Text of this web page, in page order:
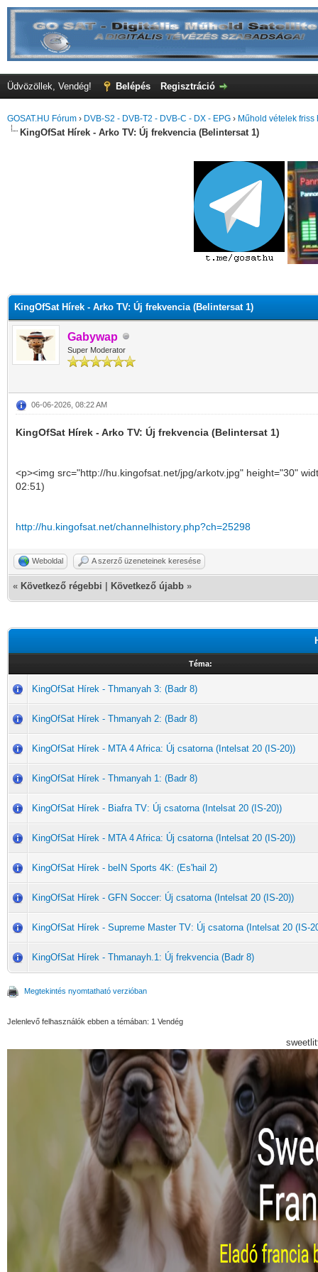
Üdvözöllek, Vendég! Belépés Regisztráció
GOSAT.HU Fórum › DVB-S2 - DVB-T2 - DVB-C - DX - EPG › Műhold vételek friss
KingOfSat Hírek - Arko TV: Új frekvencia (Belintersat 1)
KingOfSat Hírek - Arko TV: Új frekvencia (Belintersat 1)
Gabywap
Super Moderator
06-06-2026, 08:22 AM
KingOfSat Hírek - Arko TV: Új frekvencia (Belintersat 1)
<p><img src="http://hu.kingofsat.net/jpg/arkotv.jpg" height="30"
02:51)
http://hu.kingofsat.net/channelhistory.php?ch=25298
Weboldal A szerző üzeneteinek keresése
« Következő régebbi Következő újabb »
Téma:
KingOfSat Hírek - Thmanyah 3: (Badr 8)
KingOfSat Hírek - Thmanyah 2: (Badr 8)
KingOfSat Hírek - MTA 4 Africa: Új csatorna (Intelsat 20 (IS-20))
KingOfSat Hírek - Thmanyah 1: (Badr 8)
KingOfSat Hírek - Biafra TV: Új csatorna (Intelsat 20 (IS-20))
KingOfSat Hírek - MTA 4 Africa: Új csatorna (Intelsat 20 (IS-20))
KingOfSat Hírek - beIN Sports 4K: (Es'hail 2)
KingOfSat Hírek - GFN Soccer: Új csatorna (Intelsat 20 (IS-20))
KingOfSat Hírek - Supreme Master TV: Új csatorna (Intelsat 20 (IS-
KingOfSat Hírek - Thmanayh.1: Új frekvencia (Badr 8)
Megtekintés nyomtatható verzióban
Jelenlevő felhasználók ebben a témában: 1 Vendég